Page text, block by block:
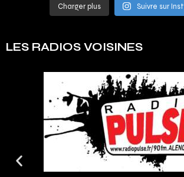
Charger plus Suivre sur
LES RADIOS VOISINES